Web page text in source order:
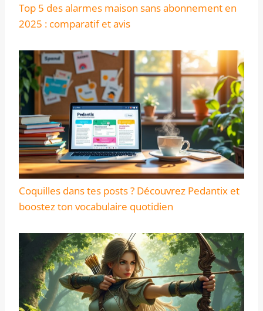
Top 5 des alarmes maison sans abonnement en
2025 : comparatif et avis
Coquilles dans tes posts ? Découvrez Pedantix et
boostez ton vocabulaire quotidien